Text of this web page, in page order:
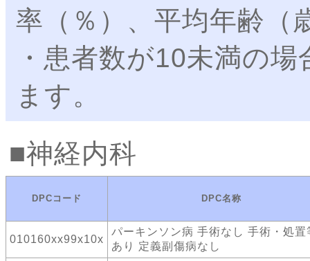
率（％）、平均年齢（
・患者数が10未満の
ます。
神経内科
DPCコード DPC名称
010160xx99x10x
パーキンソン病 手術なし 手術・処置
あり 定義副傷病なし